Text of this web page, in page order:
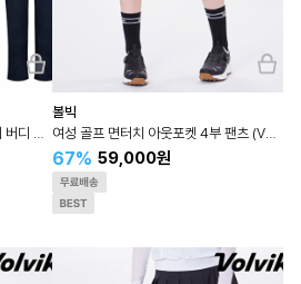
볼빅
67% 59,000원